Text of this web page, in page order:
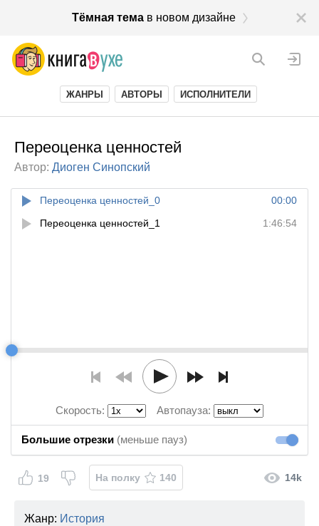
Тёмная темав новом дизайне
ЖАНРЫ АВТОРЫ ИСПОЛНИТЕЛИ
Переоценка ценностей
Автор: Диоген Синопский
00:00
Переоценка ценностей_0
1:46:54
Переоценка ценностей_1
Скорость: Автопауза:
Большие отрезки (меньше пауз)
19 На полку 140 14k
Жанр: История